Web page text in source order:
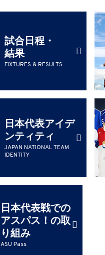
試合日程・
結果
FIXTURES & RESULTS
日本代表アイデ
ンティティ
JAPAN NATIONAL TEAM
IDENTITY
日本代表戦での
アスパス！の取
り組み
ASU Pass